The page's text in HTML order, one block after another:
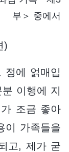
부＞ 중에서
)
정에 얽매입
이행에 지
조금 좋아
이 가족들을
고, 제가 굳